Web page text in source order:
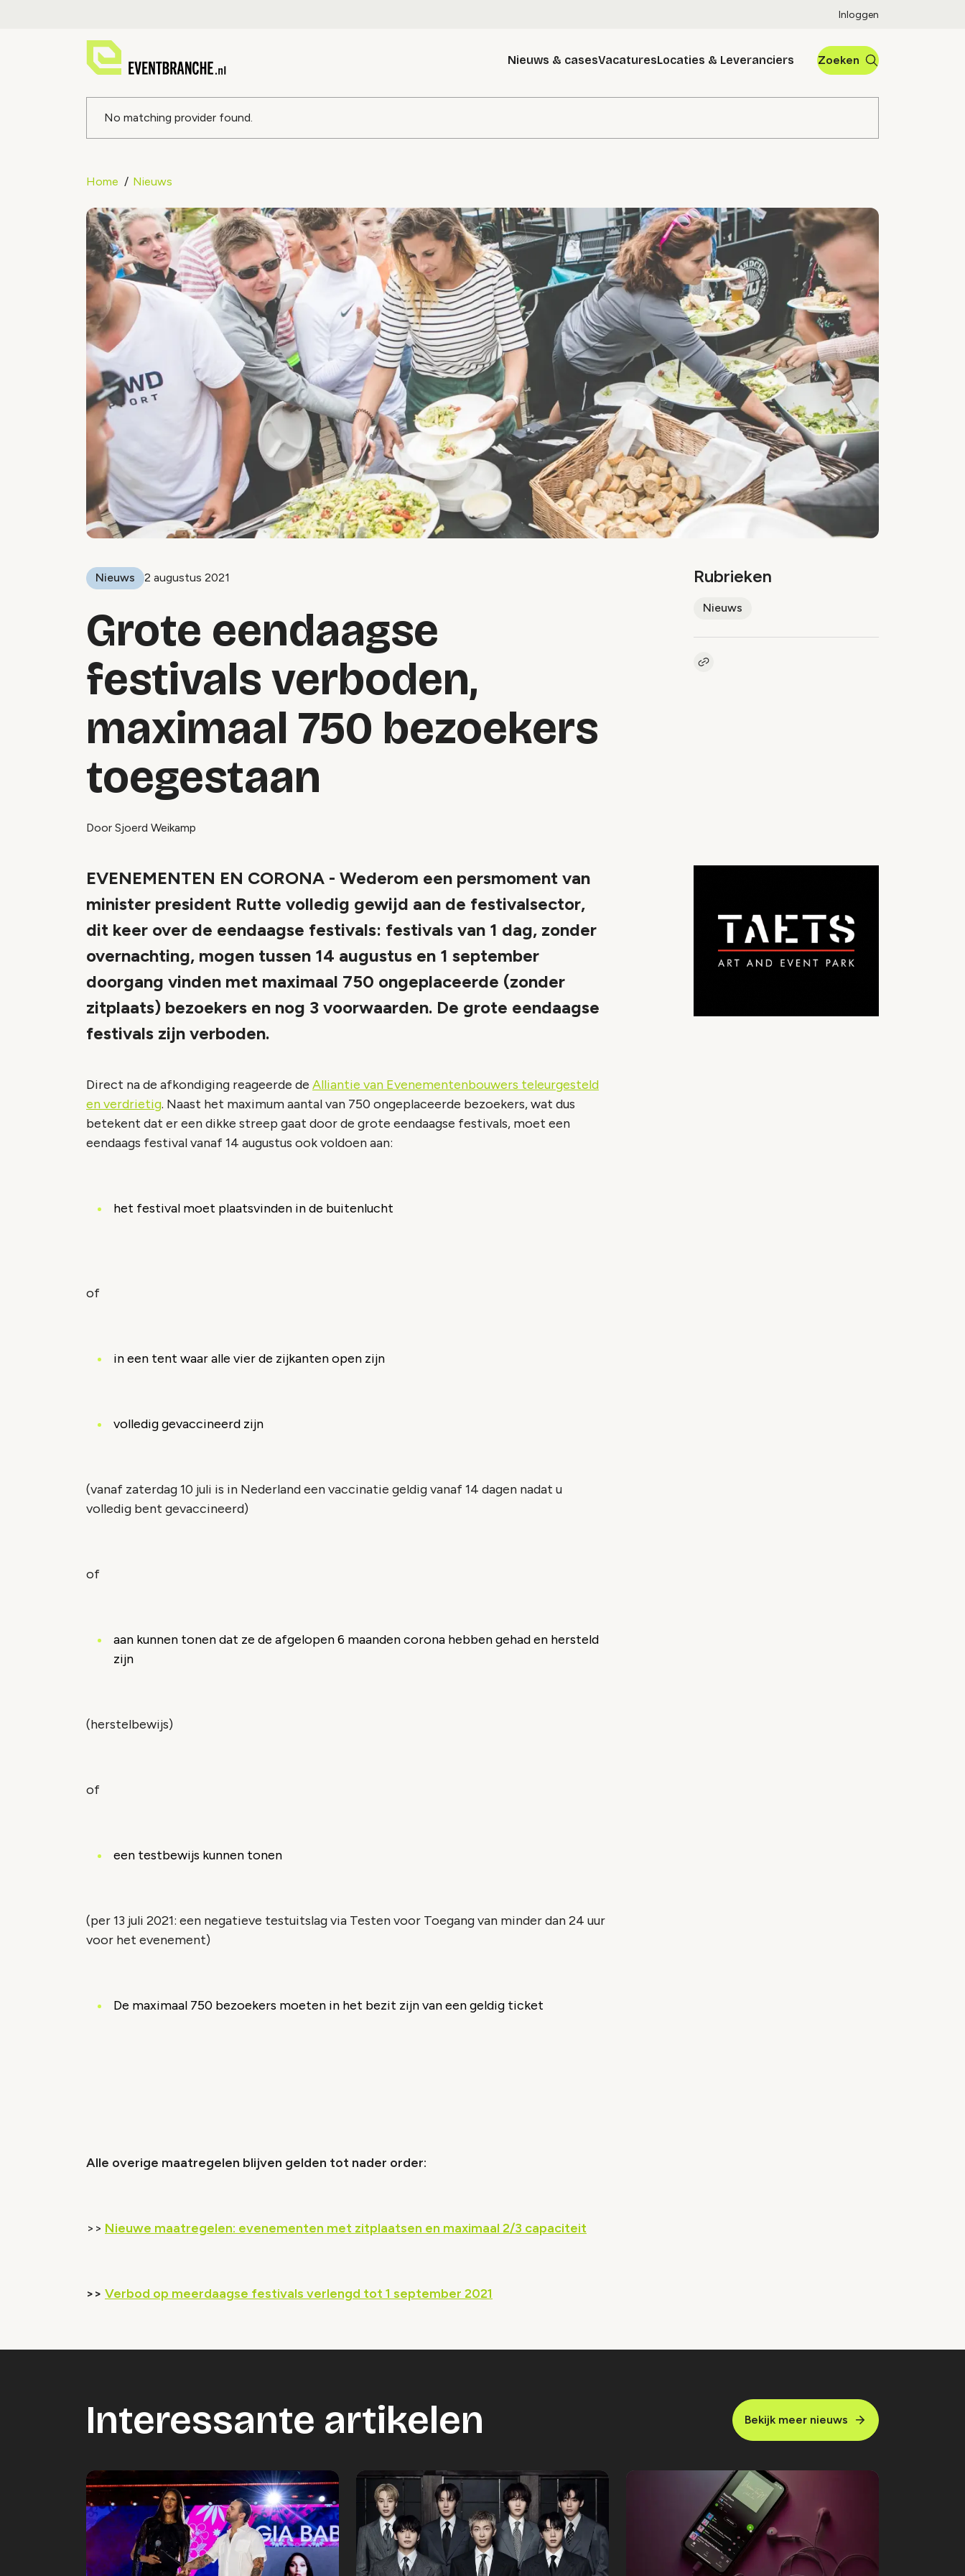
Inloggen
Nieuws & casesVacaturesLocaties & Leveranciers Zoeken
Foutmelding
No matching provider found.
Home Nieuws
Nieuws 2 augustus 2021
Grote eendaagse
festivals verboden,
maximaal 750 bezoekers
toegestaan
Door Sjoerd Weikamp
Rubrieken
Nieuws
Kopieer link naar artikel
EVENEMENTEN EN CORONA - Wederom een persmoment van
minister president Rutte volledig gewijd aan de festivalsector,
dit keer over de eendaagse festivals: festivals van 1 dag, zonder
overnachting, mogen tussen 14 augustus en 1 september
doorgang vinden met maximaal 750 ongeplaceerde (zonder
zitplaats) bezoekers en nog 3 voorwaarden. De grote eendaagse
festivals zijn verboden.
Direct na de afkondiging reageerde de Alliantie van Evenementenbouwers teleurgesteld
en verdrietig. Naast het maximum aantal van 750 ongeplaceerde bezoekers, wat dus
betekent dat er een dikke streep gaat door de grote eendaagse festivals, moet een
eendaags festival vanaf 14 augustus ook voldoen aan:
het festival moet plaatsvinden in de buitenlucht
of
in een tent waar alle vier de zijkanten open zijn
volledig gevaccineerd zijn
(vanaf zaterdag 10 juli is in Nederland een vaccinatie geldig vanaf 14 dagen nadat u
volledig bent gevaccineerd)
of
aan kunnen tonen dat ze de afgelopen 6 maanden corona hebben gehad en hersteld
zijn
(herstelbewijs)
of
een testbewijs kunnen tonen
(per 13 juli 2021: een negatieve testuitslag via Testen voor Toegang van minder dan 24 uur
voor het evenement)
De maximaal 750 bezoekers moeten in het bezit zijn van een geldig ticket
Alle overige maatregelen blijven gelden tot nader order:
>> Nieuwe maatregelen: evenementen met zitplaatsen en maximaal 2/3 capaciteit
>> Verbod op meerdaagse festivals verlengd tot 1 september 2021
Interessante artikelen Bekijk meer nieuws